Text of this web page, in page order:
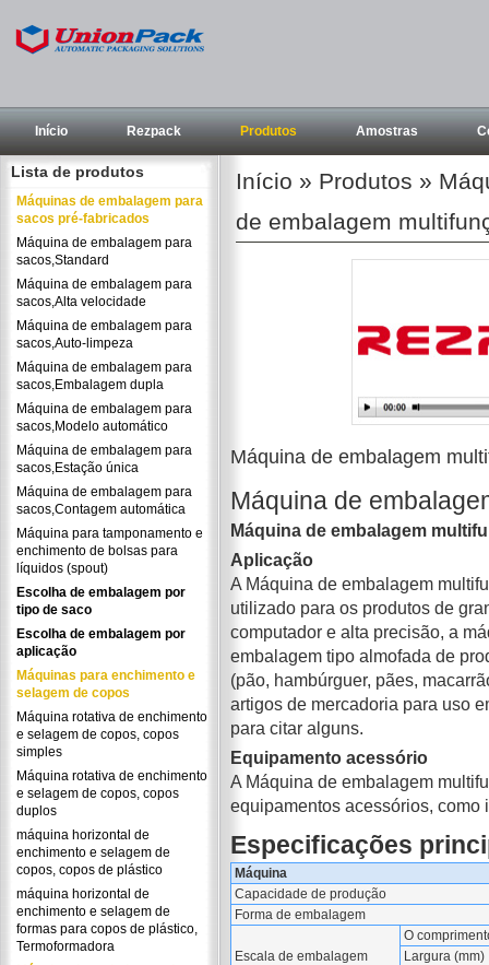
Início Rezpack Produtos Amostras
Lista de produtos
Máquinas de embalagem para
sacos pré-fabricados
Máquina de embalagem para
sacos,Standard
Máquina de embalagem para
sacos,Alta velocidade
Máquina de embalagem para
sacos,Auto-limpeza
Máquina de embalagem para
sacos,Embalagem dupla
Máquina de embalagem para
sacos,Modelo automático
Máquina de embalagem para
sacos,Estação única
Máquina de embalagem para
sacos,Contagem automática
Máquina para tamponamento e
enchimento de bolsas para
líquidos (spout)
Escolha de embalagem por
tipo de saco
Escolha de embalagem por
aplicação
Máquinas para enchimento e
selagem de copos
Máquina rotativa de enchimento
e selagem de copos, copos
simples
Máquina rotativa de enchimento
e selagem de copos, copos
duplos
máquina horizontal de
enchimento e selagem de
copos, copos de plástico
máquina horizontal de
enchimento e selagem de
formas para copos de plástico,
Termoformadora
Início » Produtos »
de embalagem
Máquina de embalagem
Máquina de
Máquina de embalagem
Aplicação
A Máquina de embalagem
utilizado para os produtos de
computador e alta precisão, a
embalagem tipo almofada de
(pão, hambúrguer, pães,
artigos de mercadoria para uso
para citar alguns.
Equipamento acessório
A Máquina de embalagem
equipamentos acessórios, como
Especificações
Máquina
Capacidade de produção
Forma de embalagem
Escala de embalagem
O
Largura (mm)